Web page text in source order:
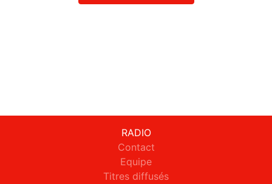
RADIO
Contact
Equipe
Titres diffusés